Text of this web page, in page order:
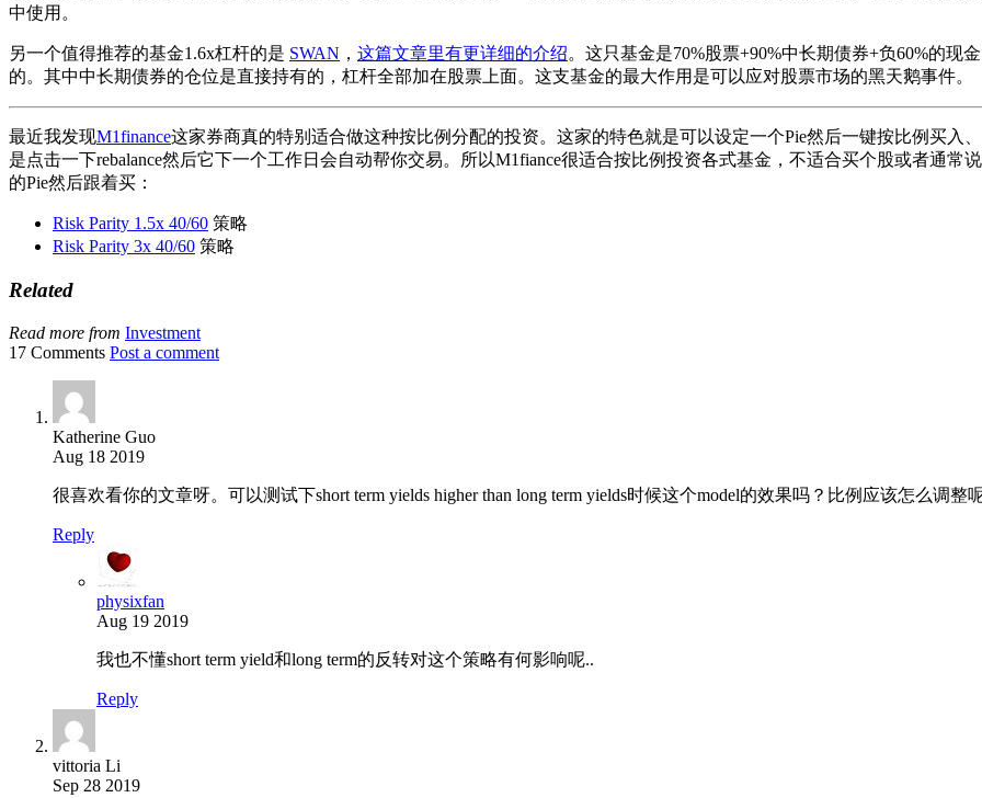
中使用。
另一个值得推荐的基金1.6x杠杆的是 SWAN ， 这篇文章里有更详细的介绍。这只基金是70%股票+90%中长期债券+负60%的
的。其中中长期债券的仓位是直接持有的，杠杆全部加在股票上面。这支基金的最大作用是可以应对股票市场的黑天鹅事件。
最近我发现M1finance这家券商真的特别适合做这种按比例分配的投资。这家的特色就是可以设定一个Pie然后一键按比例买入
是点击一下rebalance然后它下一个工作日会自动帮你交易。所以M1fiance很适合按比例投资各式基金，不适合买个股或者通常
的Pie然后跟着买：
Risk Parity 1.5x 40/60 策略
Risk Parity 3x 40/60 策略
Related
Read more from Investment
17 Comments Post a comment
Katherine Guo
Aug 18 2019
很喜欢看你的文章呀。可以测试下short term yields higher than long term yields时候这个model的效果吗？比例应该怎么调整
Reply
physixfan
Aug 19 2019
我也不懂short term yield和long term的反转对这个策略有何影响呢..
Reply
vittoria Li
Sep 28 2019